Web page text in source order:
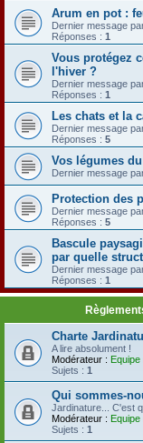
Arum en pot :
Dernier message
Réponses : 1
Vous protégez
l'hiver ?
Dernier message
Réponses : 1
Les chats et la
Dernier message
Réponses : 5
Vos légumes
Dernier message
Protection des
Dernier message
Réponses : 5
Bascule
par quelle
Dernier message
Réponses : 1
Charte
A lire absolument !
Modérateur :
Sujets : 1
Qui sommes-
Jardinature... C'est
Modérateur :
Sujets : 1